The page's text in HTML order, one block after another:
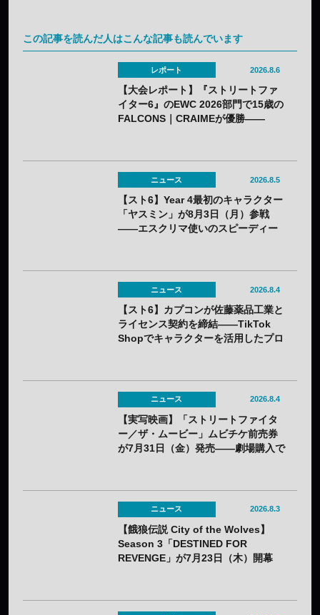
この記事を読んだ人はこんな記事も読んでいます
レポート 2026.8.6
【大会レポート】『ストリートファ
イター6』のEWC 2026部門で15歳の
FALCONS｜CRAIMEが優勝——
ニュース 2026.8.5
【スト6】Year 4最初のキャラクター
「ヤスミン」が8月3日（月）参戦
——エスクリマ使いのスピーディー
ニュース 2026.8.4
【スト6】カプコンが佐藤薬品工業と
ライセンス契約を締結——TikTok
Shopでキャラクターを活用したプロ
ニュース 2026.8.4
【実写映画】「ストリートファイタ
ー／ザ・ムービー」ムビチケ前売券
が7月31日（金）発売——劇場購入で
ニュース 2026.8.3
【餓狼伝説 City of the Wolves】
Season 3「DESTINED FOR
REVENGE」が7月23日（木）開幕